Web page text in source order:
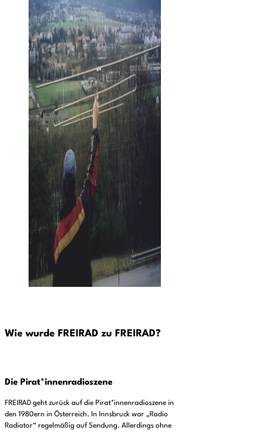
Wie wurde FREIRAD zu FREIRAD?
Die Pirat*innenradioszene
FREIRAD geht zurück auf die Pirat*innenradioszene in
den 1980ern in Österreich. In Innsbruck war „Radio
Radiator“ regelmäßig auf Sendung. Allerdings ohne